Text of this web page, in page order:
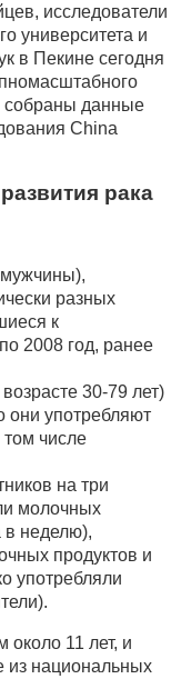
исследователи
университета и
в Пекине сегодня
собраны данные
China
рака
разных
к
2008 год, ранее
30-79 лет)
они употребляют
числе
на три
молочных
в неделю),
продуктов и
употребляли
11 лет, и
из национальных